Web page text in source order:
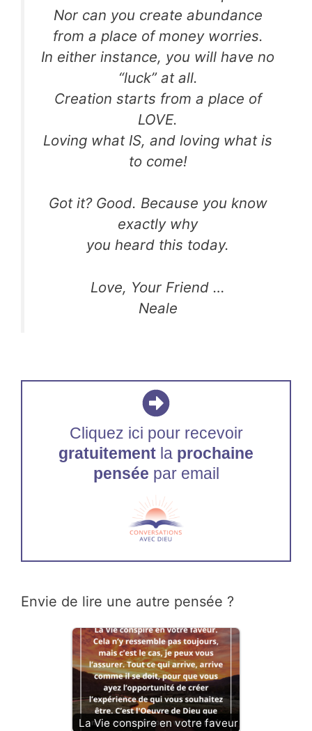
Nor can you create abundance
from a place of money worries.
In either instance, you will have no
“luck” at all.
Creation starts from a place of
LOVE.
Loving what IS, and loving what is
to come!
Got it? Good. Because you know
exactly why
you heard this today.
Love, Your Friend …
Neale
Cliquez ici pour recevoir
gratuitement la prochaine
pensée par email
Envie de lire une autre pensée ?
La Vie conspire en votre faveur